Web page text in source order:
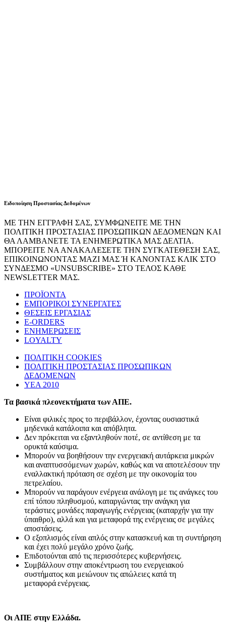
Ειδοποίηση Προστασίας Δεδομένων
ΜΕ ΤΗΝ ΕΓΓΡΑΦΗ ΣΑΣ, ΣΥΜΦΩΝΕΙΤΕ ΜΕ ΤΗΝ
ΠΟΛΙΤΙΚΗ ΠΡΟΣΤΑΣΙΑΣ ΠΡΟΣΩΠΙΚΩΝ ΔΕΔΟΜΕΝΩΝ ΚΑΙ
ΘΑ ΛΑΜΒΑΝΕΤΕ ΤΑ ΕΝΗΜΕΡΩΤΙΚΑ ΜΑΣ ΔΕΛΤΙΑ.
ΜΠΟΡΕΙΤΕ ΝΑ ΑΝΑΚΑΛΕΣΕΤΕ ΤΗΝ ΣΥΓΚΑΤΕΘΕΣΗ ΣΑΣ,
ΕΠΙΚΟΙΝΩΝΟΝΤΑΣ ΜΑΖΙ ΜΑΣ Ή ΚΑΝΟΝΤΑΣ ΚΛΙΚ ΣΤΟ
ΣΥΝΔΕΣΜΟ «UNSUBSCRIBE» ΣΤΟ ΤΕΛΟΣ ΚΑΘΕ
NEWSLETTER ΜΑΣ.
ΠΡΟΪΟΝΤΑ
ΕΜΠΟΡΙΚΟΙ ΣΥΝΕΡΓΑΤΕΣ
ΘΕΣΕΙΣ ΕΡΓΑΣΙΑΣ
E-ORDERS
ΕΝΗΜΕΡΩΣΕΙΣ
LOYALTY
ΠΟΛΙΤΙΚΗ COOKIES
ΠΟΛΙΤΙΚΗ ΠΡΟΣΤΑΣΙΑΣ ΠΡΟΣΩΠΙΚΩΝ
ΔΕΔΟΜΕΝΩΝ
ΥΕΑ 2010
Τα βασικά πλεονεκτήματα των ΑΠΕ.
Είναι φιλικές προς το περιβάλλον, έχοντας ουσιαστικά
μηδενικά κατάλοιπα και απόβλητα.
Δεν πρόκειται να εξαντληθούν ποτέ, σε αντίθεση με τα
ορυκτά καύσιμα.
Μπορούν να βοηθήσουν την ενεργειακή αυτάρκεια μικρών
και αναπτυσσόμενων χωρών, καθώς και να αποτελέσουν την
εναλλακτική πρόταση σε σχέση με την οικονομία του
πετρελαίου.
Mπορούν να παράγουν ενέργεια ανάλογη με τις ανάγκες του
επί τόπου πληθυσμού, καταργώντας την ανάγκη για
τεράστιες μονάδες παραγωγής ενέργειας (καταρχήν για την
ύπαιθρο), αλλά και για μεταφορά της ενέργειας σε μεγάλες
αποστάσεις.
Ο εξοπλισμός είναι απλός στην κατασκευή και τη συντήρηση
και έχει πολύ μεγάλο χρόνο ζωής.
Επιδοτούνται από τις περισσότερες κυβερνήσεις.
Συμβάλλουν στην αποκέντρωση του ενεργειακού
συστήματος και μειώνουν τις απώλειες κατά τη
μεταφορά ενέργειας.
Οι ΑΠΕ στην Ελλάδα.